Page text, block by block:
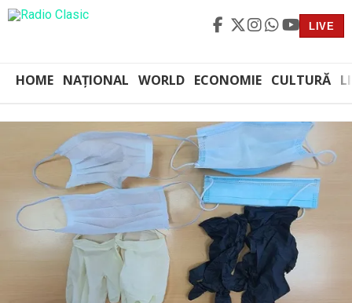
LIVE
HOME NAȚIONAL WORLD ECONOMIE CULTURĂ